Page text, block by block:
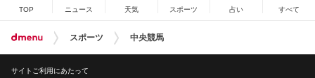
TOP ニュース 天気 スポーツ 占い すべて
スポーツ 中央競馬
サイトご利用にあたって